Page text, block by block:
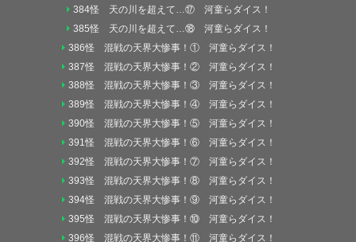
384怪 天の川を超えて…⑰ 河童らダイス！
385怪 天の川を超えて…⑱ 河童らダイス！
386怪 混戦の天界大惨事！① 河童らダイス！
387怪 混戦の天界大惨事！② 河童らダイス！
388怪 混戦の天界大惨事！③ 河童らダイス！
389怪 混戦の天界大惨事！④ 河童らダイス！
390怪 混戦の天界大惨事！⑤ 河童らダイス！
391怪 混戦の天界大惨事！⑥ 河童らダイス！
392怪 混戦の天界大惨事！⑦ 河童らダイス！
393怪 混戦の天界大惨事！⑧ 河童らダイス！
394怪 混戦の天界大惨事！⑨ 河童らダイス！
395怪 混戦の天界大惨事！⑩ 河童らダイス！
396怪 混戦の天界大惨事！⑪ 河童らダイス！